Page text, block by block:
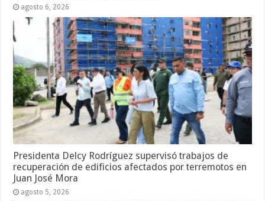
agosto 6, 2026
Presidenta Delcy Rodríguez supervisó trabajos de
recuperación de edificios afectados por terremotos en
Juan José Mora
agosto 5, 2026